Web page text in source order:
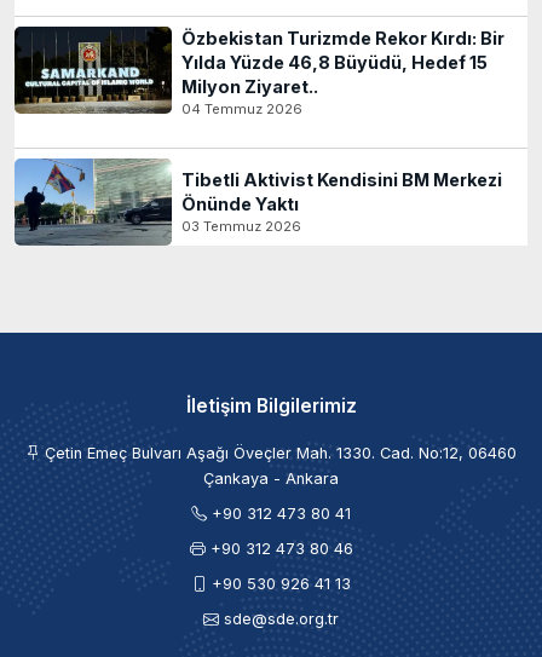
Özbekistan Turizmde Rekor Kırdı: Bir
Yılda Yüzde 46,8 Büyüdü, Hedef 15
Milyon Ziyaret..
04 Temmuz 2026
Tibetli Aktivist Kendisini BM Merkezi
Önünde Yaktı
03 Temmuz 2026
İletişim Bilgilerimiz
Çetin Emeç Bulvarı Aşağı Öveçler Mah. 1330. Cad. No:12, 06460
Çankaya - Ankara
+90 312 473 80 41
+90 312 473 80 46
+90 530 926 41 13
sde@sde.org.tr